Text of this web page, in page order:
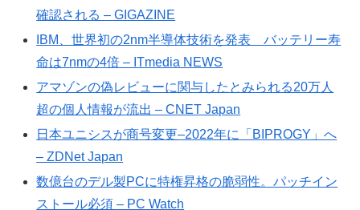
確認される – GIGAZINE
IBM、世界初の2nm半導体技術を発表 バッテリー寿
命は7nmの4倍 – ITmedia NEWS
アマゾンの偽レビューに関与したとみられる20万人
超の個人情報が流出 – CNET Japan
日本ユニシスが商号変更–2022年に「BIPROGY」へ
– ZDNet Japan
数億台のデル製PCに特権昇格の脆弱性。パッチイン
ストール必須 – PC Watch